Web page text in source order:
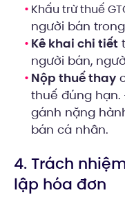
Khấu trừ thuế
người bán
Kê khai chi tiết
người bán,
Nộp thuế thay
thuế đúng
gánh nặng
bán cá nhân.
4. Trách
lập hóa đơn